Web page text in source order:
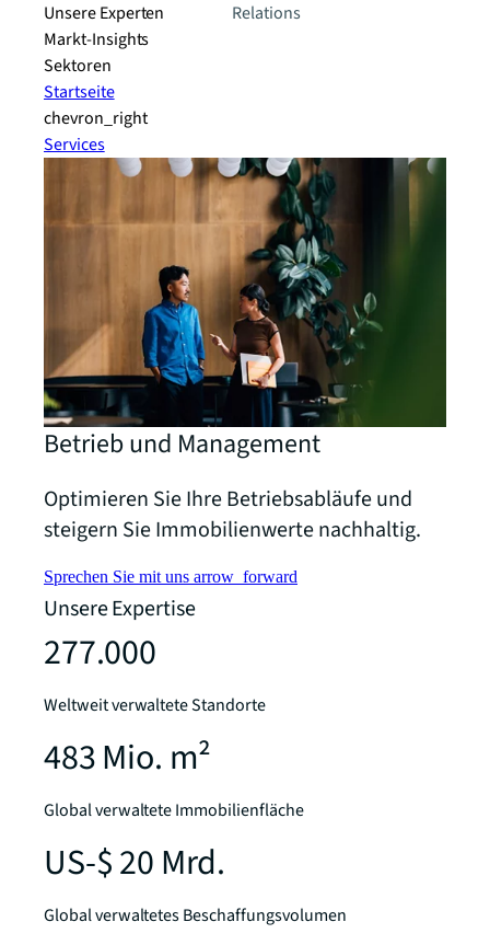
Unsere Experten
Markt-Insights
Sektoren​
Relations
Startseite
chevron_right
Services
Betrieb und Management
Optimieren Sie Ihre Betriebsabläufe und
steigern Sie Immobilienwerte nachhaltig.
Sprechen Sie mit uns arrow_forward
Unsere Expertise
277.000
Weltweit verwaltete Standorte
483 Mio. m²
Global verwaltete Immobilienfläche
US-$ 20 Mrd.
Global verwaltetes Beschaffungsvolumen